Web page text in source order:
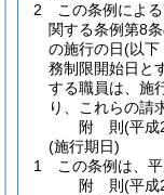
2
この条例によ
関する条例第8
の施行の日(以下
務制限開始日と
する職員は、施
り、これらの請
附 則(平成
(施行期日)
1
この条例は、
附 則(平成